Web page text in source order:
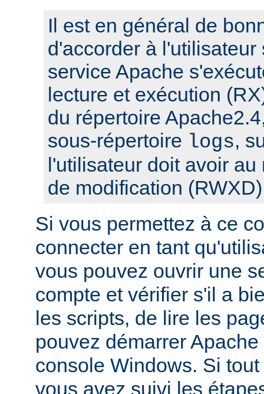
Il est en général de
d'accorder à
service Apache
lecture et exécution
du répertoire
sous-répertoire logs,
l'utilisateur doit avoir
de modification
Si vous permettez à ce
connecter en tant
vous pouvez ouvrir une
compte et vérifier s'il a
les scripts, de lire les
pouvez démarrer
console Windows. Si
vous avez suivi les